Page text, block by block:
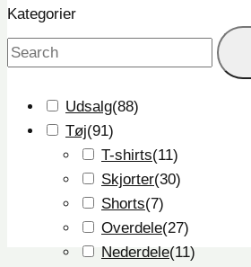
Kategorier
Udsalg(88)
Tøj(91)
T-shirts(11)
Skjorter(30)
Shorts(7)
Overdele(27)
Nederdele(11)